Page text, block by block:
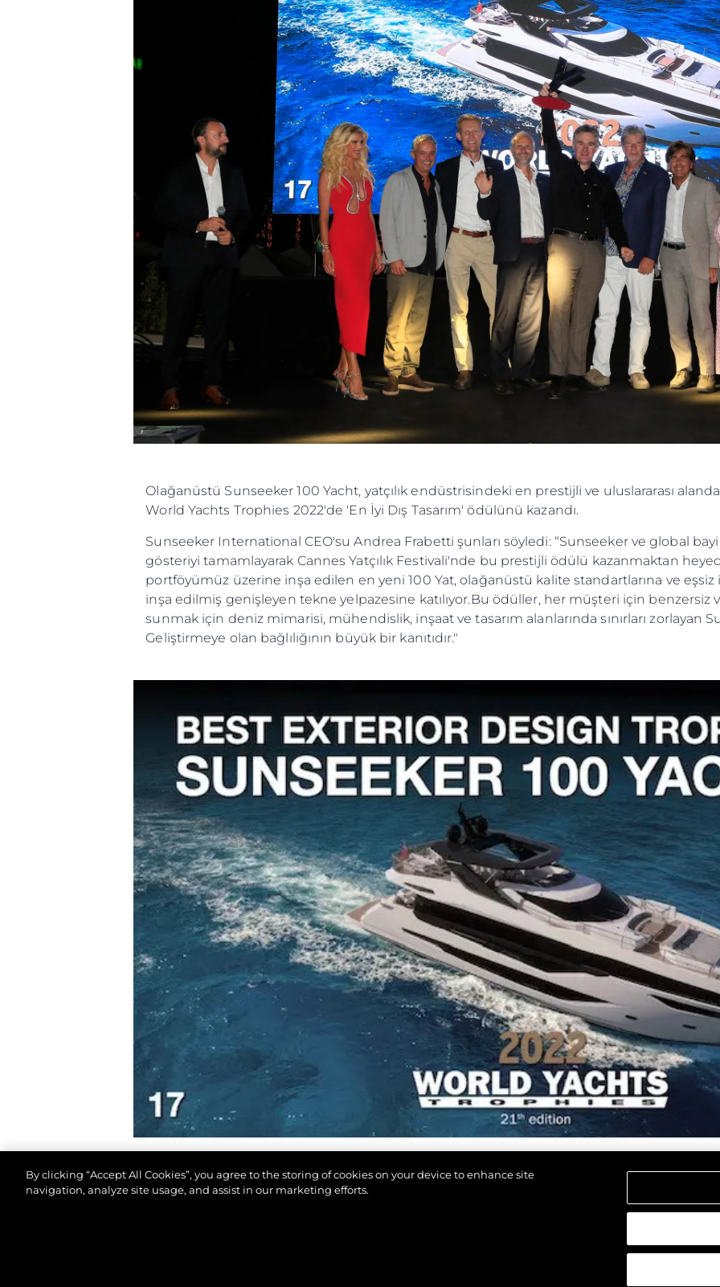
Olağanüstü Sunseeker 100 Yacht, yatçılık endüstrisindeki en prestijli ve uluslararası
World Yachts Trophies 2022'de 'En İyi Dış Tasarım' ödülünü kazandı.
Sunseeker International CEO'su Andrea Frabetti şunları söyledi: “Sunseeker ve global
gösteriyi tamamlayarak Cannes Yatçılık Festivali'nde bu prestijli ödülü kazanmaktan
portföyümüz üzerine inşa edilen en yeni 100 Yat, olağanüstü kalite standartlarına ve eşsiz
inşa edilmiş genişleyen tekne yelpazesine katılıyor.Bu ödüller, her müşteri için
sunmak için deniz mimarisi, mühendislik, inşaat ve tasarım alanlarında sınırları zorlayan
Geliştirmeye olan bağlılığının büyük bir kanıtıdır."
By clicking “Accept All Cookies”, you agree to the storing of cookies on your device to enhance site
navigation, analyze site usage, and assist in our marketing efforts.